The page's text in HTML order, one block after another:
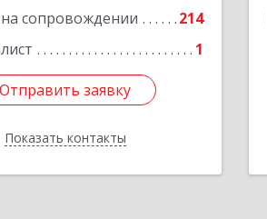
сопровождении
214
1
Отправить заявку
Показать контакты
Отправить заявку
Назад